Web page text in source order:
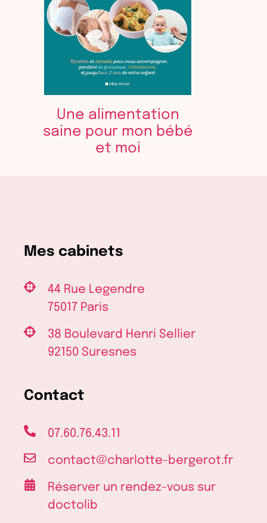
Une alimentation
saine pour mon bébé
et moi
Mes cabinets
44 Rue Legendre
75017 Paris
38 Boulevard Henri Sellier
92150 Suresnes
Contact
07.60.76.43.11
contact@charlotte-bergerot.fr
Réserver un rendez-vous sur
doctolib